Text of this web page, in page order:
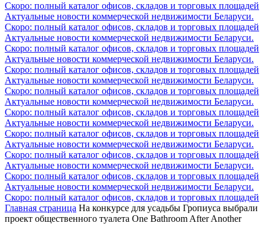
Скоро: полный каталог офисов, складов и торговых площадей
Актуальные новости коммерческой недвижимости Беларуси.
Скоро: полный каталог офисов, складов и торговых площадей
Актуальные новости коммерческой недвижимости Беларуси.
Скоро: полный каталог офисов, складов и торговых площадей
Актуальные новости коммерческой недвижимости Беларуси.
Скоро: полный каталог офисов, складов и торговых площадей
Актуальные новости коммерческой недвижимости Беларуси.
Скоро: полный каталог офисов, складов и торговых площадей
Актуальные новости коммерческой недвижимости Беларуси.
Скоро: полный каталог офисов, складов и торговых площадей
Актуальные новости коммерческой недвижимости Беларуси.
Скоро: полный каталог офисов, складов и торговых площадей
Актуальные новости коммерческой недвижимости Беларуси.
Скоро: полный каталог офисов, складов и торговых площадей
Актуальные новости коммерческой недвижимости Беларуси.
Скоро: полный каталог офисов, складов и торговых площадей
Актуальные новости коммерческой недвижимости Беларуси.
Скоро: полный каталог офисов, складов и торговых площадей
Главная страница На конкурсе для усадьбы Гропиуса выбрали
проект общественного туалета One Bathroom After Another